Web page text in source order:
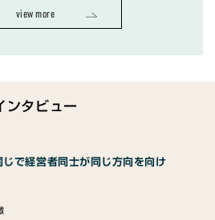
view more
ンタビュー
で経営者同士が同じ方向を向け